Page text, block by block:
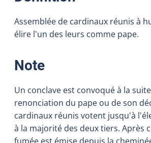
Assemblée de cardinaux réunis à
élire l'un des leurs comme pape.
Note:
Un conclave est convoqué à la
renonciation du pape ou de son
cardinaux réunis votent jusqu'à
à la majorité des deux tiers. Après
fumée est émise depuis la